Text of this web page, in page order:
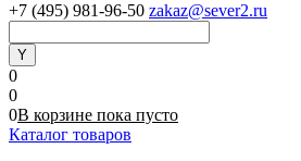
+7 (495) 981-96-50 zakaz@sever2.ru
0
0
0В корзине пока пусто
Каталог товаров